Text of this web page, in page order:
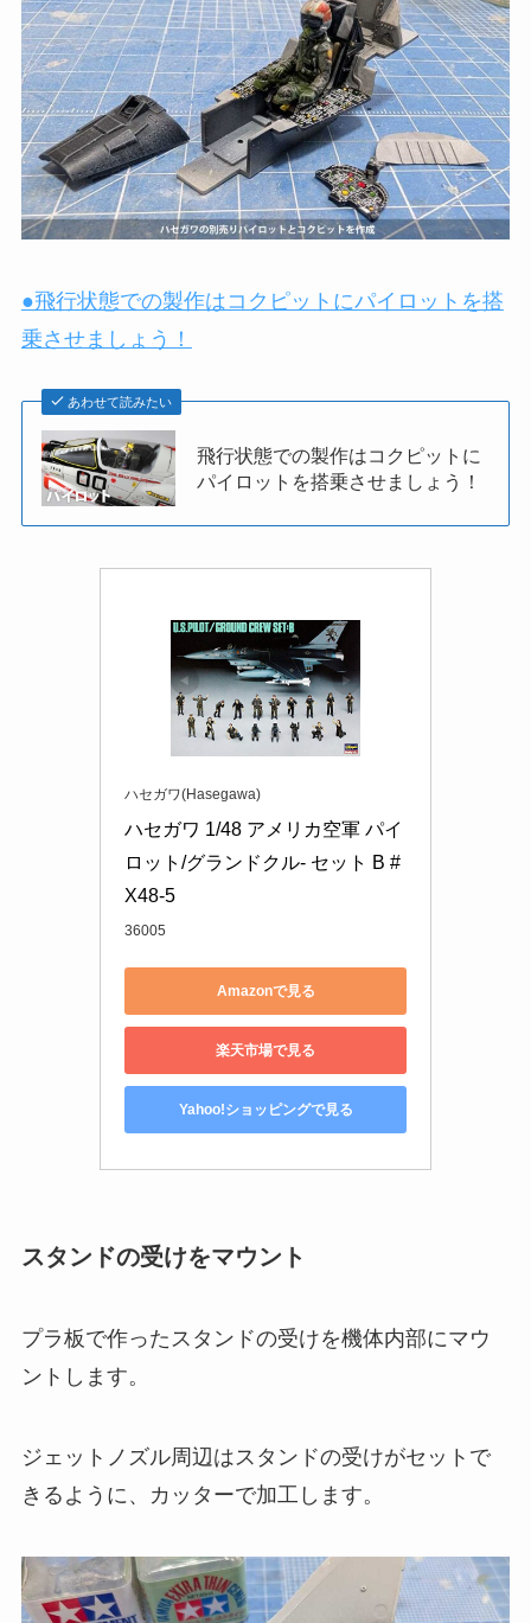
●飛行状態での製作はコクピットにパイロットを搭
乗させましょう！
あわせて読みたい
飛行状態での製作はコクピットに
パイロットを搭乗させましょう！
ハセガワ(Hasegawa)
ハセガワ 1/48 アメリカ空軍 パイ
ロット/グランドクル- セット B #
X48-5
36005
Amazonで見る
楽天市場で見る
Yahoo!ショッピングで見る
スタンドの受けをマウント
プラ板で作ったスタンドの受けを機体内部にマウ
ントします。
ジェットノズル周辺はスタンドの受けがセットで
きるように、カッターで加工します。